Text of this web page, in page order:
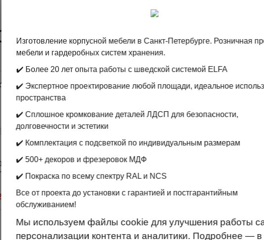
из
ЧЁРНАЯ ПЯТНИЦА! -40% НА ДВЕРИ-
КУПЕ ИДЕАЛ/ФУРНИКОМ!
Акция распространяется на
распашные и раздвижные двери-купе
в системе Идеал/Фурником
Узнайте больше 25.11.2022
Изготовление корпусной мебели в Санкт-Петербурге. Розничная
мебели и гардеробных систем хранения.
✔️ Более 20 лет опыта работы с шведской системой ELFA
✔️ Экспертное проектирование любой площади, идеальное
пространства
✔️ Сплошное кромкование деталей ЛДСП для безопасности,
долговечности и эстетики
✔️ Комплектация с подсветкой по индивидуальным размерам
✔️ 500+ декоров и фрезеровок МДФ
✔️ Покраска по всему спектру RAL и NCS
Все от проекта до установки с гарантией и постгарантийным
обслуживанием!
Мы используем файлы cookie для улучшения работы
персонализации контента и аналитики. Подробнее — в